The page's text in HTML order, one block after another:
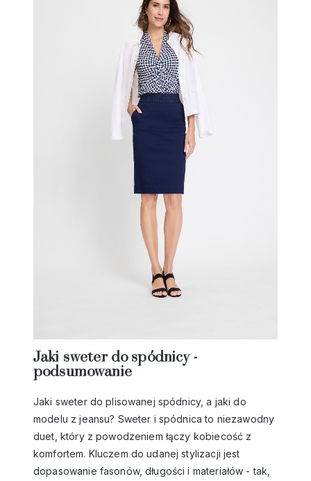
Jaki sweter do spódnicy -
podsumowanie
Jaki sweter do plisowanej spódnicy, a jaki do
modelu z jeansu? Sweter i spódnica to niezawodny
duet, który z powodzeniem łączy kobiecość z
komfortem. Kluczem do udanej stylizacji jest
dopasowanie fasonów, długości i materiałów - tak,